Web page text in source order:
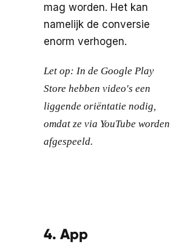
mag worden. Het kan
namelijk de conversie
enorm verhogen.
Let op: In de Google Play
Store hebben video's een
liggende oriëntatie nodig,
omdat ze via YouTube worden
afgespeeld.
4. App